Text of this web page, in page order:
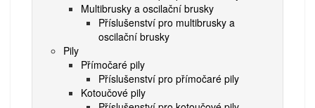
Multibrusky a oscilační brusky
Příslušenství pro multibrusky a
oscilační brusky
Pily
Přímočaré pily
Příslušenství pro přímočaré pily
Kotoučové pily